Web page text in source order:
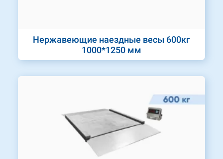
Нержавеющие наездные весы 600кг
1000*1250 мм